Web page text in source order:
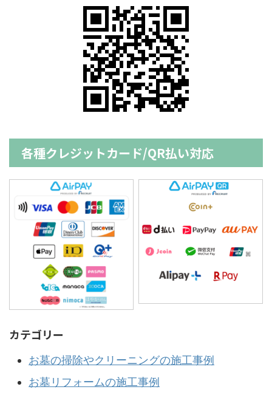
各種クレジットカード/QR払い対応
カテゴリー
お墓の掃除やクリーニングの施工事例
お墓リフォームの施工事例